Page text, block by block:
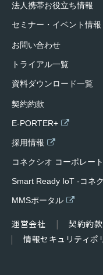
法人携帯お役立ち情報
セミナー・イベント情報
お問い合わせ
トライアル一覧
資料ダウンロード一覧
契約約款
E-PORTER+
採用情報
コネクシオ コーポレー
Smart Ready IoT -コネ
MMSポータル
運営会社 契約約款
情報セキュリティポ